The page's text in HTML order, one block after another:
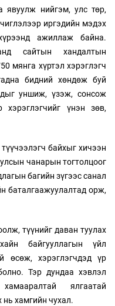
явуулж нийгэм, улс төр,
иргэдийн мэдэх
ажиллаж байна.
сайтын хандалтын
мянга хүртэл хэрэглэгч
бидний хөндөж буй
уншиж, үзэж, сонсож
үнэн зөв,
байхыг хичээн
чанарын тогтолцоог
багийн зүгээс санал
баталгаажуулалтад орж,
түүнийг даван туулах
байгууллагын үйл
өсөж, хэрэглэгчдэд үр
Тэр дундаа хэвлэл
ялгаатай
нь хамгийн чухал.